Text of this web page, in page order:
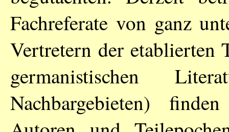
Fachreferate von ganz
Vertretern der etablierten
germanistischen
Nachbargebieten)